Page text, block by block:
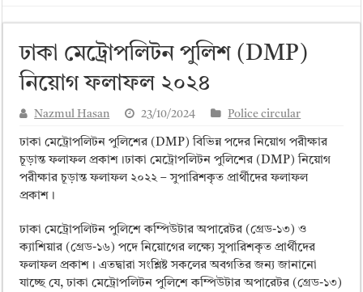
Primary Assistant Teacher Result 2026 | dpe.gov.bd result
primary viva result 2026 pdf download – dpe viva result
www dpe gov bd result 2026 pdf
ময়মনসিংহ বোর্ড এইচএসসি রেজাল্ট ২০২৫ – HSC Result 2025 Mymensingh
দিনাজপুর বোর্ড এইচএসসি রেজাল্ট ২০২৫ – HSC Result 2025 Dinajpur Board
ঢাকা মেট্রোপলিটন পুলিশ (DMP)
নিয়োগ ফলাফল ২০২৪
Nazmul Hasan 23/10/2024 Police circular
ঢাকা মেট্রোপলিটন পুলিশের (DMP) বিভিন্ন পদের নিয়োগ পরীক্ষার
চূড়ান্ত ফলাফল প্রকাশ।ঢাকা মেট্রোপলিটন পুলিশের (DMP) নিয়োগ
পরীক্ষার চূড়ান্ত ফলাফল ২০২২ – সুপারিশকৃত প্রার্থীদের ফলাফল
প্রকাশ।
ঢাকা মেট্রোপলিটন পুলিশে কম্পিউটার অপারেটর (গ্রেড-১৩) ও
ক্যাশিয়ার (গ্রেড-১৬) পদে নিয়োগের লক্ষ্যে সুপারিশকৃত প্রার্থীদের
ফলাফল প্রকাশ। এতদ্বারা সংশ্লিষ্ট সকলের অবগতির জন্য জানানো
যাচ্ছে যে, ঢাকা মেট্রোপলিটন পুলিশে কম্পিউটার অপারেটর (গ্রেড-১৩)